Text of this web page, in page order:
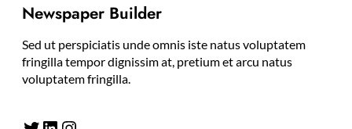
Newspaper Builder
Sed ut perspiciatis unde omnis iste natus voluptatem
fringilla tempor dignissim at, pretium et arcu natus
voluptatem fringilla.